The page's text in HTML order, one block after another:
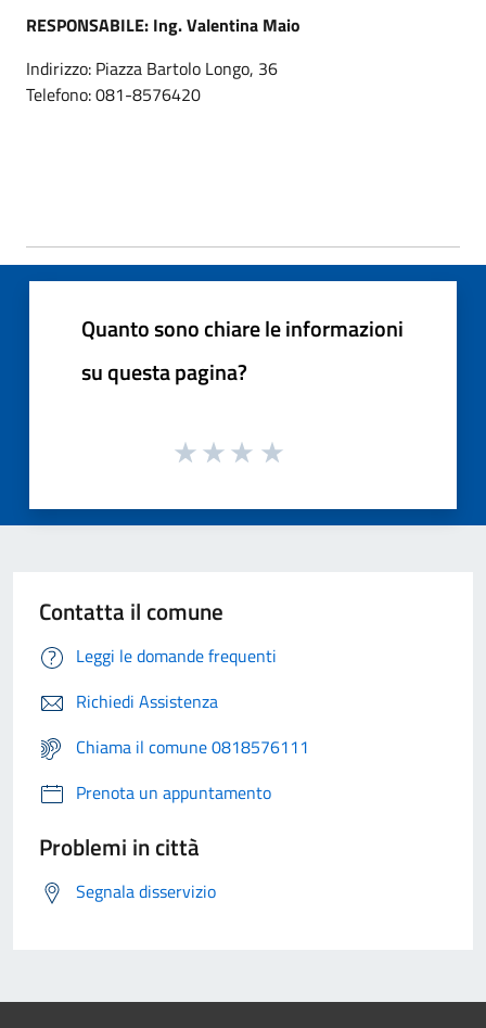
RESPONSABILE: Ing. Valentina Maio
Indirizzo: Piazza Bartolo Longo, 36
Telefono: 081-8576420
Quanto sono chiare le informazioni
su questa pagina?
Contatta il comune
Leggi le domande frequenti
Richiedi Assistenza
Chiama il comune 0818576111
Prenota un appuntamento
Problemi in città
Segnala disservizio